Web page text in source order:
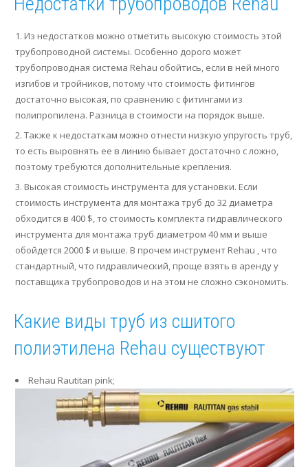
Из недостатков можно отметить высокую стоимость этой
трубопроводной системы. Особенно дорого может
трубопроводная система Rehau обойтись, если в ней много
изгибов и тройников, потому что стоимость фитингов
достаточно высокая, по сравнению с фитингами из
полипропилена. Разница в стоимости на порядок выше.
Также к недостаткам можно отнести низкую упругость труб,
то есть выровнять ее в линию бывает достаточно с ложно,
поэтому требуются дополнительные крепления.
Высокая стоимость инструмента для установки. Если
стоимость инструмента для монтажа труб до 32 диаметра
обходится в 400 $, то стоимость комплекта гидравлического
инструмента для монтажа труб диаметром 40 мм и выше
обойдется 2000 $ и выше. В прочем инструмент Rehau , что
стандартный, что гидравлический, проще взять в аренду у
поставщика трубопроводов и на этом не сложно сэкономить.
Какие виды труб из сшитого
полиэтилена Rehau существуют
Rehau Rautitan pink;